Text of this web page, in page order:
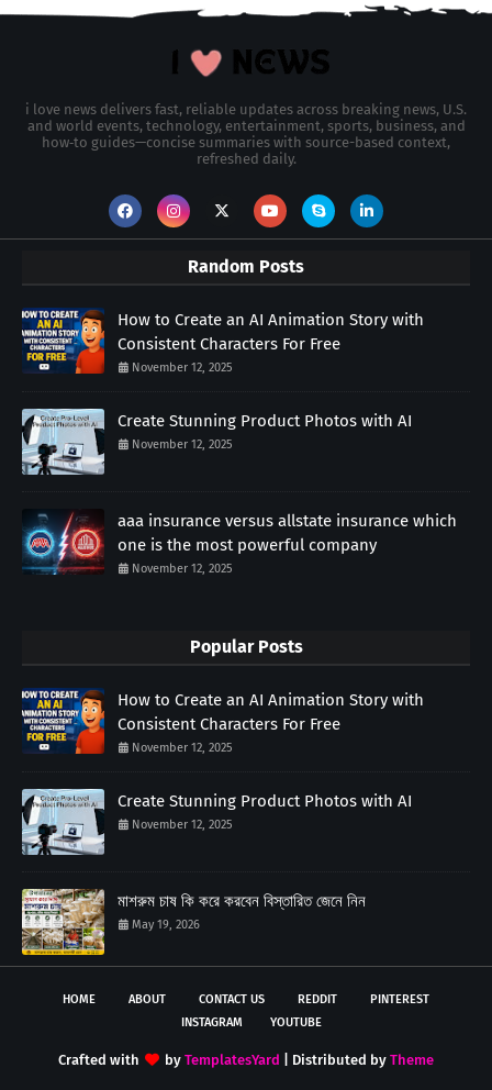
i love news delivers fast, reliable updates across breaking news, U.S.
and world events, technology, entertainment, sports, business, and
how‑to guides—concise summaries with source-based context,
refreshed daily.
Random Posts
How to Create an AI Animation Story with
Consistent Characters For Free
November 12, 2025
Create Stunning Product Photos with AI
November 12, 2025
aaa insurance versus allstate insurance which
one is the most powerful company
November 12, 2025
Popular Posts
How to Create an AI Animation Story with
Consistent Characters For Free
November 12, 2025
Create Stunning Product Photos with AI
November 12, 2025
মাশরুম চাষ কি করে করবেন বিস্তারিত জেনে নিন
May 19, 2026
HOME ABOUT CONTACT US REDDIT
PINTEREST
INSTAGRAM
YOUTUBE
Crafted with by TemplatesYard | Distributed by Theme